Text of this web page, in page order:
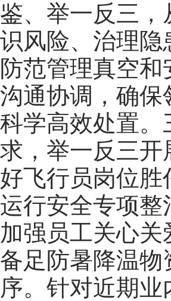
鉴、举一反三，
识风险、治理隐
防范管理真空和
沟通协调 ， 确保
科学高效处置。
求，举一反三
好飞行员岗位
运行安全专项
加强员工关心
备足防暑降温
序。 针对近期业